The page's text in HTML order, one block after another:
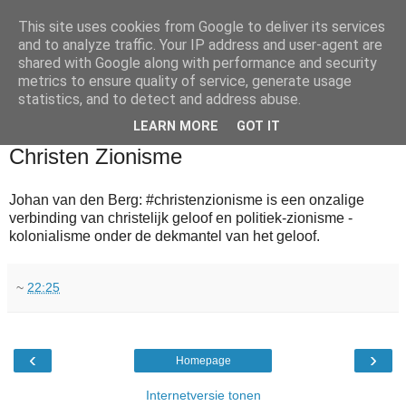
Christen Zionisme
Johan van den Berg: #christenzionisme is een onzalige
verbinding van christelijk geloof en politiek-zionisme -
kolonialisme onder de dekmantel van het geloof.
~ 22:25
‹ ›
Homepage
Internetversie tonen
This site uses cookies from Google to deliver its services
and to analyze traffic. Your IP address and user-agent are
shared with Google along with performance and security
metrics to ensure quality of service, generate usage
statistics, and to detect and address abuse.
LEARN MORE GOT IT